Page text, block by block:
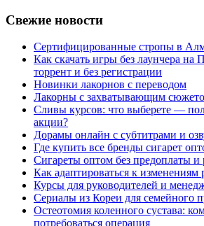
Свежие новости
Сертифицированные стропы в
Как скачать игры без лаунчера на
торрент и без регистрации
Новинки лакорнов с переводом
Лакорны с захватывающим
Сливы курсов: что выберете —
акции?
Дорамы онлайн с субтитрами и
Где купить все бренды сигарет
Сигареты оптом без предоплаты и
Как адаптироваться к изменениям
Курсы для руководителей и
Сериалы из Кореи для семейного
Остеотомия коленного сустава:
потребоваться операция